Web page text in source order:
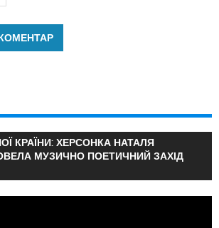
КРАЇНИ: ХЕРСОНКА НАТАЛЯ
МУЗИЧНО ПОЕТИЧНИЙ ЗАХІД